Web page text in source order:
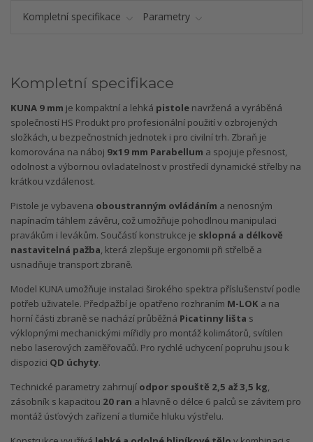
Kompletní specifikace Parametry
Kompletní specifikace
KUNA 9 mm je kompaktní a lehká pistole navržená a vyráběná
společností HS Produkt pro profesionální použití v ozbrojených
složkách, u bezpečnostních jednotek i pro civilní trh. Zbraň je
komorována na náboj 9x19 mm Parabellum a spojuje přesnost,
odolnost a výbornou ovladatelnost v prostředí dynamické střelby na
krátkou vzdálenost.
Pistole je vybavena oboustranným ovládáním a nenosným
napínacím táhlem závěru, což umožňuje pohodlnou manipulaci
pravákům i levákům. Součástí konstrukce je sklopná a délkově
nastavitelná pažba, která zlepšuje ergonomii při střelbě a
usnadňuje transport zbraně.
Model KUNA umožňuje instalaci širokého spektra příslušenství podle
potřeb uživatele. Předpažbí je opatřeno rozhraním M-LOK a na
horní části zbraně se nachází průběžná Picatinny lišta s
výklopnými mechanickými mířidly pro montáž kolimátorů, svítilen
nebo laserových zaměřovačů. Pro rychlé uchycení popruhu jsou k
dispozici QD úchyty.
Technické parametry zahrnují odpor spouště 2,5 až 3,5 kg,
zásobník s kapacitou 20 ran a hlavně o délce 6 palců se závitem pro
montáž úsťových zařízení a tlumiče hluku výstřelu.